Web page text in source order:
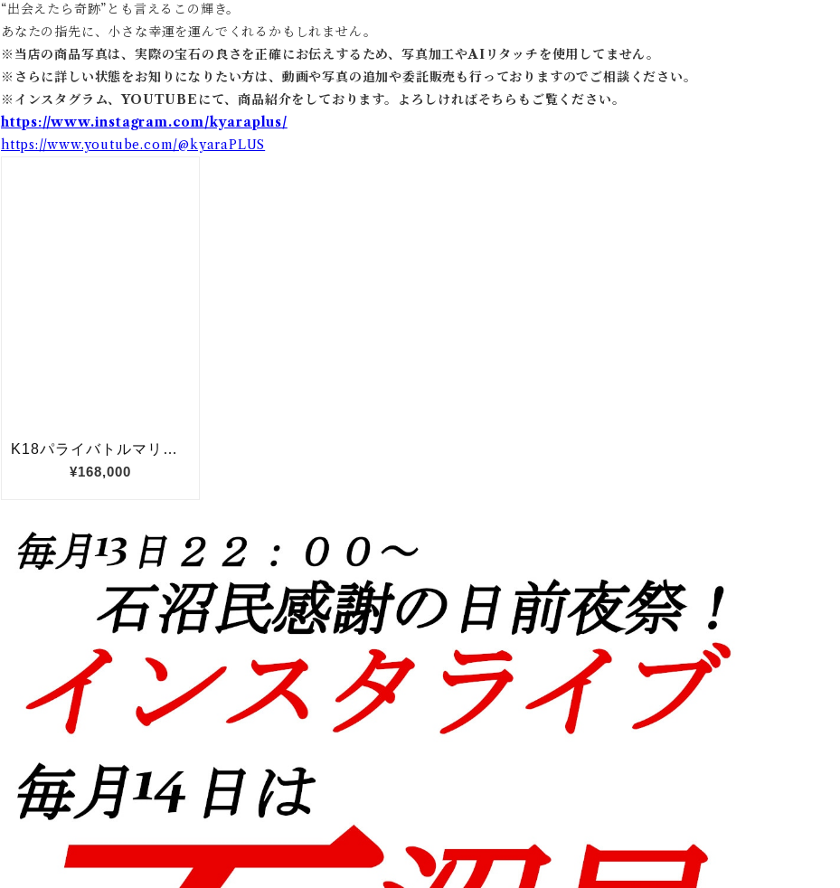
“出会えたら奇跡”とも言えるこの輝き。
あなたの指先に、小さな幸運を運んでくれるかもしれません。
※当店の商品写真は、実際の宝石の良さを正確にお伝えするため、写真加工やAIリタッチを使用してません。
※ さらに詳しい状態をお知りになりたい方は、動画や写真の追加や委託販売も行っておりますのでご相談ください。
※ インスタグラム、YOUTUBEにて、商品紹介をしております。よろしければそちらもご覧ください。
https://www.instagram.com/kyaraplus/
https://www.youtube.com/@kyaraPLUS